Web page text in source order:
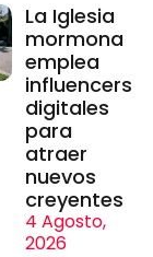
La Iglesia
mormona
emplea
influencers
digitales
para
atraer
nuevos
creyentes
4 Agosto,
2026